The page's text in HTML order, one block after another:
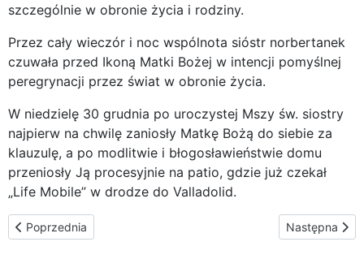
szczególnie w obronie życia i rodziny.
Przez cały wieczór i noc wspólnota sióstr norbertanek
czuwała przed Ikoną Matki Bożej w intencji pomyślnej
peregrynacji przez świat w obronie życia.
W niedzielę 30 grudnia po uroczystej Mszy św. siostry
najpierw na chwilę zaniosły Matkę Bożą do siebie za
klauzulę, a po modlitwie i błogosławieństwie domu
przeniosły Ją procesyjnie na patio, gdzie już czekał
„Life Mobile” w drodze do Valladolid.
Poprzednia strona: Valladolid – Nowy Rok w Narodowym
Poprzednia Następna
Następna